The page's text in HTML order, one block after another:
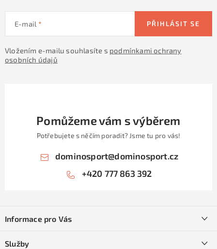
E-mail
Vložením e-mailu souhlasíte s podmínkami ochrany
osobních údajů
PŘIHLÁSIT SE
Pomůžeme vám s výběrem
Potřebujete s něčím poradit? Jsme tu pro vás!
dominosport@dominosport.cz
+420 777 863 392
pInformace pro Vás
Služby